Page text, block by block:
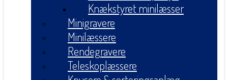
Knækstyret minilæsser
Minigravere
Minilæssere
Rendegravere
Teleskoplæssere